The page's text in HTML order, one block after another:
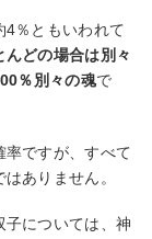
4％ともいわれて
どの場合は別々
％別々の魂で
率ですが、すべて
ありません。
子については、神